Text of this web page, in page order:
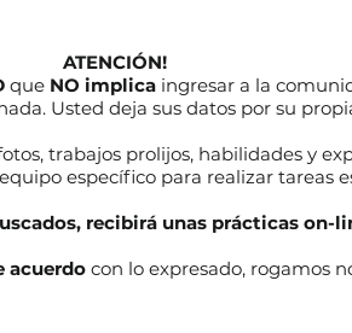
ATENCIÓN!
que NO implica ingresar a la
Usted deja sus datos por su
trabajos prolijos, habilidades y
específico para realizar tareas
recibirá unas prácticas on-
acuerdocon lo expresado, rogamos